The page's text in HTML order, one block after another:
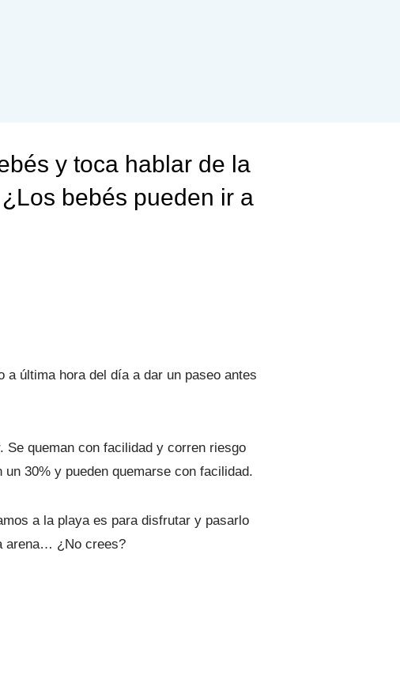
y toca hablar de la
bebés pueden ir a
a última hora del día a dar un paseo antes
queman con facilidad y corren riesgo
30% y pueden quemarse con facilidad.
a la playa es para disfrutar y pasarlo
arena… ¿No crees?